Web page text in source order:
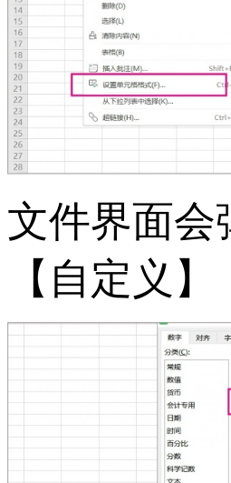
文件界面会
【自定义